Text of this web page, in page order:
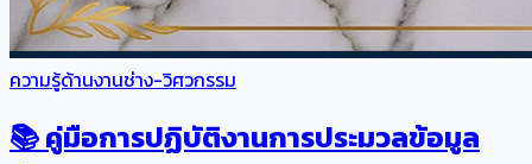
ความรู้ด้านงานช่าง-วิศวกรรม
📚 คู่มือการปฏิบัติงานการประมวลข้อมูล